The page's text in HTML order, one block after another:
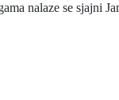
nalaze se sjajni